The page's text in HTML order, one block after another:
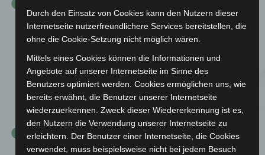
Aufstieg zur 2. Bodenseeliga
Die Männermannschaft gelang der Aufstieg zur 2.
Bodenseeliga auf dem Kleinfeld in der Halle.
1975
Süddeutschland
Durch den Einsatz von Cookies kann den Nutzern dieser
Internetseite nutzerfreundlichere Services bereitstellen, die
ohne die Cookie-Setzung nicht möglich wären.
Mittels eines Cookies können die Informationen und
Angebote auf unserer Internetseite im Sinne des
Benutzers optimiert werden. Cookies ermöglichen uns, wie
bereits erwähnt, die Benutzer unserer Internetseite
wiederzuerkennen. Zweck dieser Wiedererkennung ist es,
den Nutzern die Verwendung unserer Internetseite zu
erleichtern. Der Benutzer einer Internetseite, die Cookies
verwendet, muss beispielsweise nicht bei jedem Besuch